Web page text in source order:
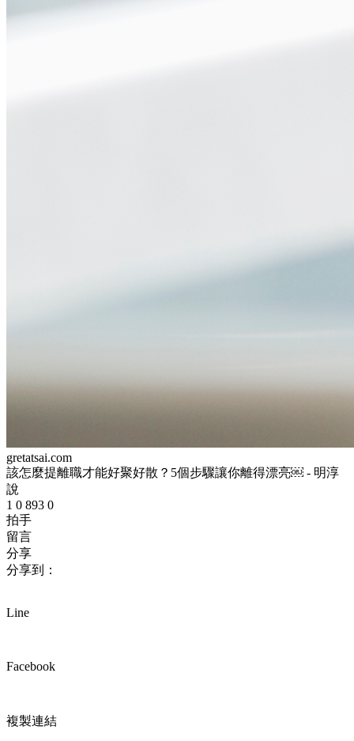
gretatsai.com
該怎麼提離職才能好聚好散？5個步驟讓你離得漂亮￼ - 明淳
說
1 0 893 0
拍手
留言
分享
分享到：
Line
Facebook
複製連結